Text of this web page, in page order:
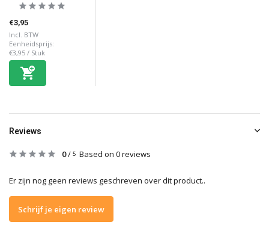
€3,95
Incl. BTW
Eenheidsprijs:
€3,95 / Stuk
Reviews
0/ 5 Based on 0 reviews
Er zijn nog geen reviews geschreven over dit product..
Schrijf je eigen review